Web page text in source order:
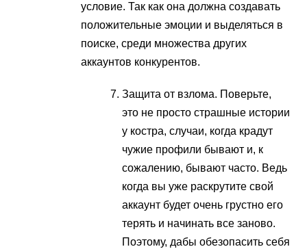
условие. Так как она должна создавать
положительные эмоции и выделяться в
поиске, среди множества других
аккаунтов конкурентов.
Защита от взлома. Поверьте,
это не просто страшные истории
у костра, случаи, когда крадут
чужие профили бывают и, к
сожалению, бывают часто. Ведь
когда вы уже раскрутите свой
аккаунт будет очень грустно его
терять и начинать все заново.
Поэтому, дабы обезопасить себя